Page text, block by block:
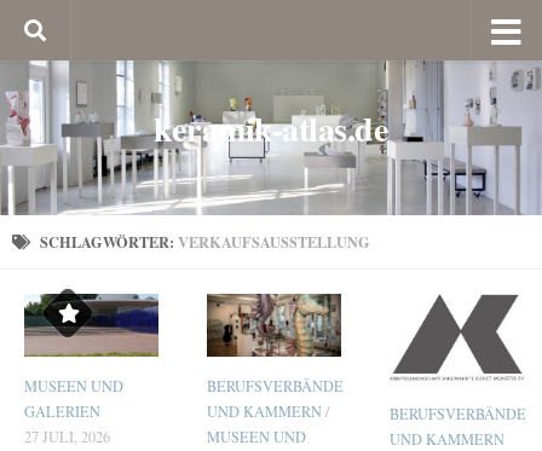
keramik-atlas.de
SCHLAGWÖRTER: VERKAUFSAUSSTELLUNG
MUSEEN UND
GALERIEN
27 JULI, 2026
BERUFSVERBÄNDE
UND KAMMERN/
MUSEEN UND
BERUFSVERBÄNDE
UND KAMMERN